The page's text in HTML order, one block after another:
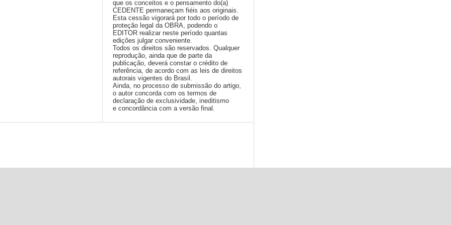
que os conceitos e o pensamento do(a)
CEDENTE permaneçam fiéis aos originais.
Esta cessão vigorará por todo o período de
proteção legal da OBRA, podendo o
EDITOR realizar neste período quantas
edições julgar conveniente.
Todos os direitos são reservados. Qualquer
reprodução, ainda que de parte da
publicação, deverá constar o crédito de
referência, de acordo com as leis de direitos
autorais vigentes do Brasil.
Ainda, no processo de submissão do artigo,
o autor concorda com os termos de
declaração de exclusividade, ineditismo
e concordância com a versão final.